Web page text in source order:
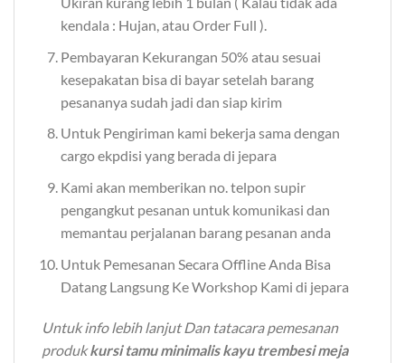
kendala : Hujan, atau Order Full ).
Pembayaran Kekurangan 50% atau sesuai
kesepakatan bisa di bayar setelah barang
pesananya sudah jadi dan siap kirim
Untuk Pengiriman kami bekerja sama dengan
cargo ekpdisi yang berada di jepara
Kami akan memberikan no. telpon supir
pengangkut pesanan untuk komunikasi dan
memantau perjalanan barang pesanan anda
Untuk Pemesanan Secara Offline Anda Bisa
Datang Langsung Ke Workshop Kami di jepara
Untuk info lebih lanjut Dan tatacara pemesanan
produkkursi tamu minimalis kayu trembesi meja